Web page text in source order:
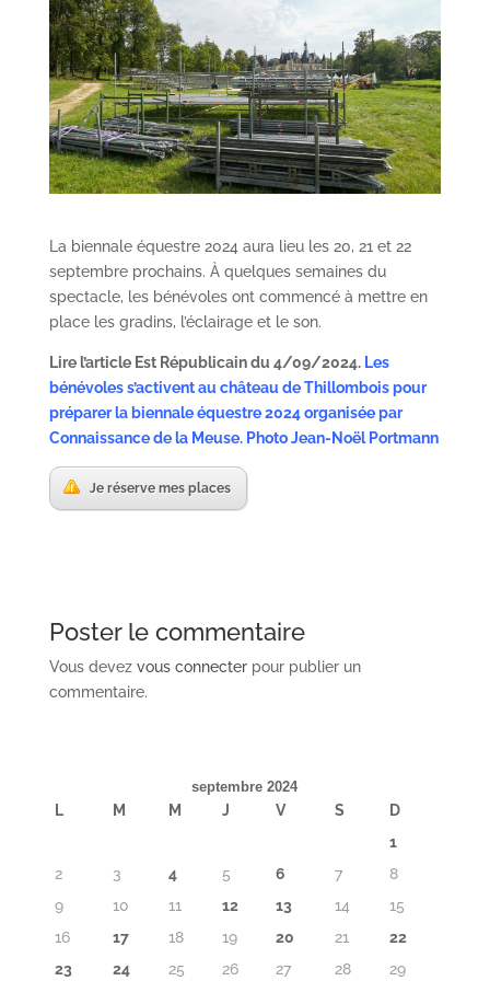
La biennale équestre 2024 aura lieu les 20, 21 et 22
septembre prochains. À quelques semaines du
spectacle, les bénévoles ont commencé à mettre en
place les gradins, l’éclairage et le son.
Lire l’article Est Républicain du 4/09/2024. Les
bénévoles s’activent au château de Thillombois pour
préparer la biennale équestre 2024 organisée par
Connaissance de la Meuse. Photo Jean-Noël Portmann
Je réserve mes places
Poster le commentaire
Vous devez vous connecterpour publier un
commentaire.
septembre 2024
L M M J V S
D
1
2
3 4 5 6 7
8
9
10 11 12 13 14
15
16
17 18 19 20 21
22
23
24 25 26 27 28 29